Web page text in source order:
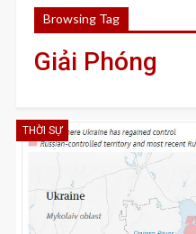
Browsing Tag
Giải Phóng
THỜI SỰ